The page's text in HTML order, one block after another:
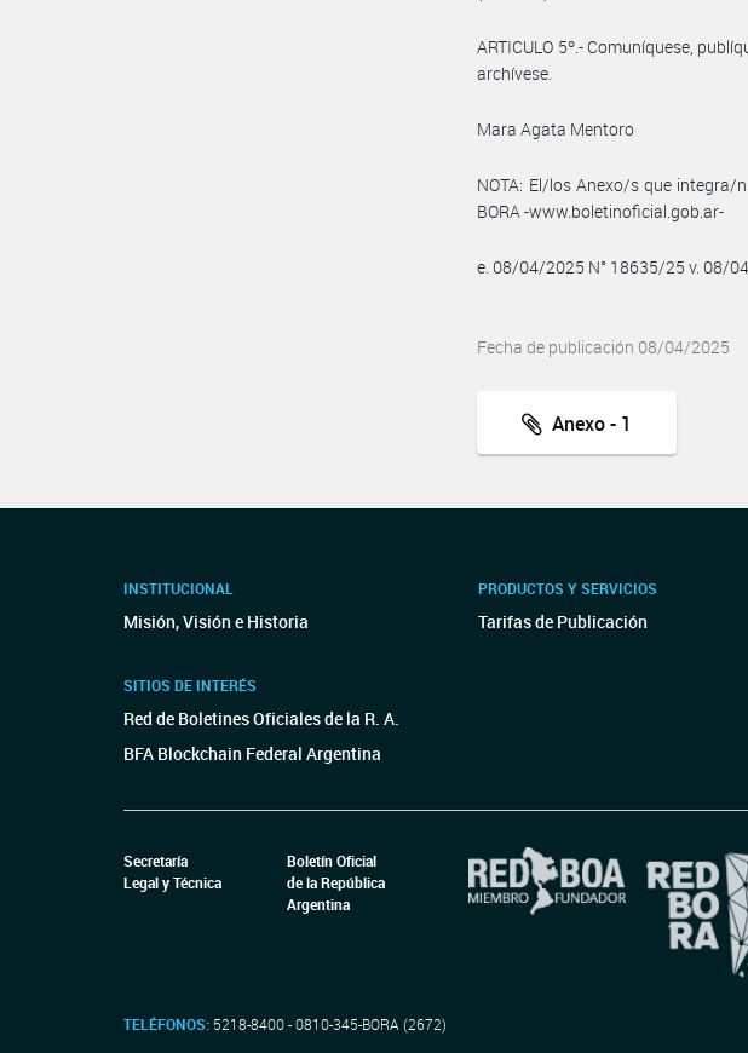
ARTICULO 5º.- Comuníquese,
archívese.
Mara Agata Mentoro
NOTA: El/los Anexo/s que integra/
BORA -www.boletinoficial.gob.ar-
e. 08/04/2025 N° 18635/25 v. 08/
Fecha de publicación 08/04/2025
Anexo - 1
INSTITUCIONAL
Misión, Visión e Historia
SITIOS DE INTERÉS
Red de Boletines Oficiales de la R. A.
BFA Blockchain Federal Argentina
PRODUCTOS Y SERVICIOS
Tarifas de Publicación
Secretaría
Legal y Técnica
Boletín Oficial
de la República
Argentina
TELÉFONOS: 5218-8400 - 0810-345-BORA (2672)